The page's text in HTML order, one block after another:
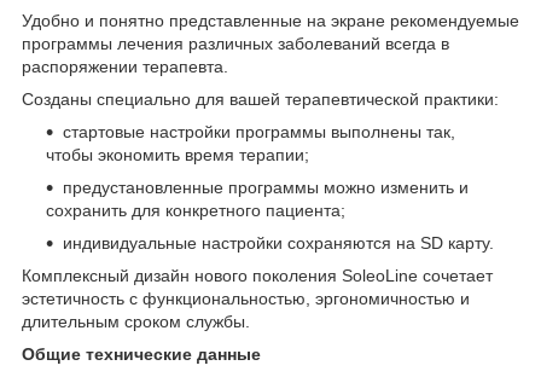
Удобно и понятно представленные на экране рекомендуемые
программы лечения различных заболеваний всегда в
распоряжении терапевта.
Созданы специально для вашей терапевтической практики:
стартовые настройки программы выполнены так,
чтобы экономить время терапии;
предустановленные программы можно изменить и
сохранить для конкретного пациента;
индивидуальные настройки сохраняются на SD карту.
Комплексный дизайн нового поколения SoleoLine сочетает
эстетичность с функциональностью, эргономичностью и
длительным сроком службы.
Общие технические данные